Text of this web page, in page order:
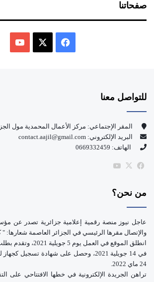
صفحاتنا
و
ك
للتواصل معنا
المقر الإجتماعي: مركز الأعمال المحمدية مول
البريد الإلكتروني: contact.aajil@gmail.com
الهاتف: 0669332459
فيسبوك
‫X
من نحن؟
عاجل نيوز منصة رقمية إعلامية جزائرية تصدر عن
والإتصال مقرها الرئيسي في الجزائر العاصمة
انطلق الموقع في العمل
في 14 جويلية 2021، وحصل على شهادة تسجيل
24 ماي 2022.
تراهن الجريدة الإلكترونية في خطها الافتتاحي على